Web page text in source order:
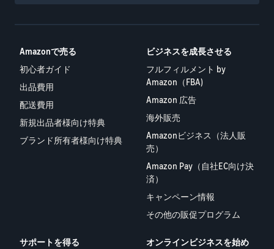
Amazonで売る
初心者ガイド
出品費用
配送費用
新規出品者様向け特典
ブランド所有者様向け特典
ビジネスを成長させる
フルフィルメント by
Amazon（FBA)
Amazon 広告
海外販売
Amazonビジネス（法人販
売）
Amazon Pay（自社EC向け決
済）
キャンペーン情報
その他の販促プログラム
サポートを得る
オンラインビジネスを始め